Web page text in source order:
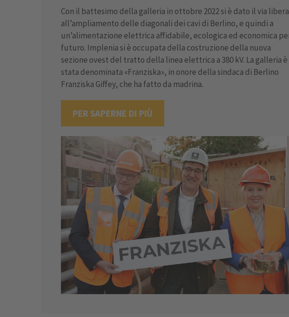
Con il battesimo della galleria in ottobre 2022 si è dato il via libera
all’ampliamento delle diagonali dei cavi di Berlino, e quindi a
un’alimentazione elettrica affidabile, ecologica ed economica
futuro. Implenia si è occupata della costruzione della nuova
sezione ovest del tratto della linea elettrica a 380 kV. La galleria è
stata denominata «Franziska», in onore della sindaca di Berlino
Franziska Giffey, che ha fatto da madrina.
PER SAPERNE DI PIÙ